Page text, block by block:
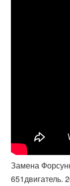
Замена
651двигатель.